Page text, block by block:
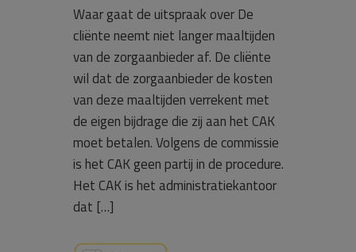
Waar gaat de uitspraak over De
cliënte neemt niet langer maaltijden
van de zorgaanbieder af. De cliënte
wil dat de zorgaanbieder de kosten
van deze maaltijden verrekent met
de eigen bijdrage die zij aan het CAK
moet betalen. Volgens de commissie
is het CAK geen partij in de procedure.
Het CAK is het administratiekantoor
dat […]